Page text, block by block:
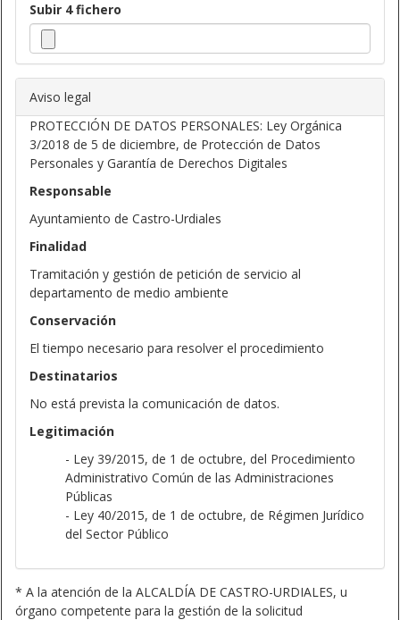
Subir 4 fichero
Aviso legal
PROTECCIÓN DE DATOS PERSONALES: Ley Orgánica
3/2018 de 5 de diciembre, de Protección de Datos
Personales y Garantía de Derechos Digitales
Responsable
Ayuntamiento de Castro-Urdiales
Finalidad
Tramitación y gestión de petición de servicio al
departamento de medio ambiente
Conservación
El tiempo necesario para resolver el procedimiento
Destinatarios
No está prevista la comunicación de datos.
Legitimación
- Ley 39/2015, de 1 de octubre, del Procedimiento
Administrativo Común de las Administraciones
Públicas
- Ley 40/2015, de 1 de octubre, de Régimen Jurídico
del Sector Público
* A la atención de la ALCALDÍA DE CASTRO-URDIALES, u
órgano competente para la gestión de la solicitud